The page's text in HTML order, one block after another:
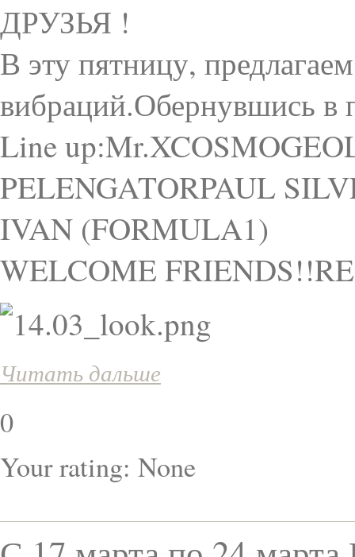
ДРУЗЬЯ !
В эту пятницу,
вибраций.Обернувшись в
Line
PELENGATORPAUL
IVAN (FORMULA1)
WELCOME
Читать дальше
0
Your rating: None